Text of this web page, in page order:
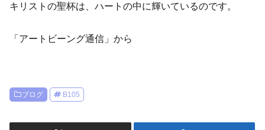
キリストの聖杯は、ハートの中に輝いているのです。
「アートビーング通信」から
ブログ B105